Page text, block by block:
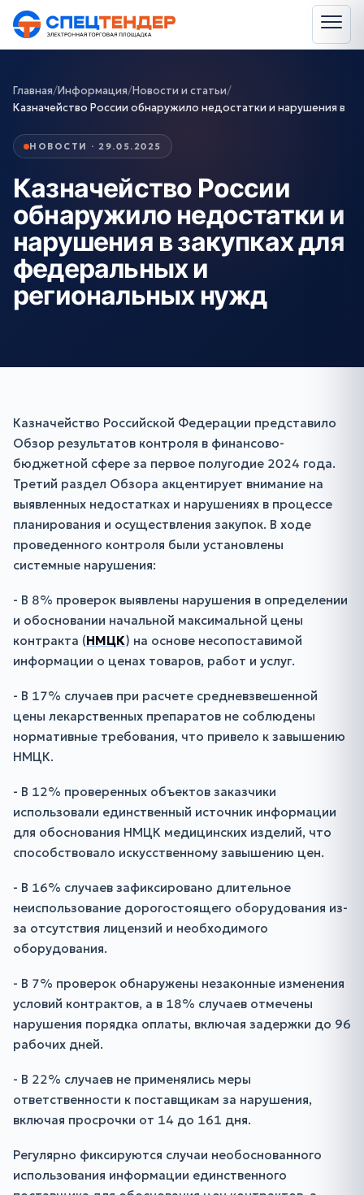
Главная/Информация/Новости и статьи/
Казначейство России обнаружило недостатки и нарушения в
НОВОСТИ · 29.05.2025
Казначейство России
обнаружило недостатки и
нарушения в закупках для
федеральных и
региональных нужд
Казначейство Российской Федерации представило
Обзор результатов контроля в финансово-
бюджетной сфере за первое полугодие 2024 года.
Третий раздел Обзора акцентирует внимание на
выявленных недостатках и нарушениях в процессе
планирования и осуществления закупок. В ходе
проведенного контроля были установлены
системные нарушения:
- В 8% проверок выявлены нарушения в определении
и обосновании начальной максимальной цены
контракта (НМЦК) на основе несопоставимой
информации о ценах товаров, работ и услуг.
- В 17% случаев при расчете средневзвешенной
цены лекарственных препаратов не соблюдены
нормативные требования, что привело к завышению
НМЦК.
- В 12% проверенных объектов заказчики
использовали единственный источник информации
для обоснования НМЦК медицинских изделий, что
способствовало искусственному завышению цен.
- В 16% случаев зафиксировано длительное
неиспользование дорогостоящего оборудования из-
за отсутствия лицензий и необходимого
оборудования.
- В 7% проверок обнаружены незаконные изменения
условий контрактов, а в 18% случаев отмечены
нарушения порядка оплаты, включая задержки до 96
рабочих дней.
- В 22% случаев не применялись меры
ответственности к поставщикам за нарушения,
включая просрочки от 14 до 161 дня.
Регулярно фиксируются случаи необоснованного
использования информации единственного